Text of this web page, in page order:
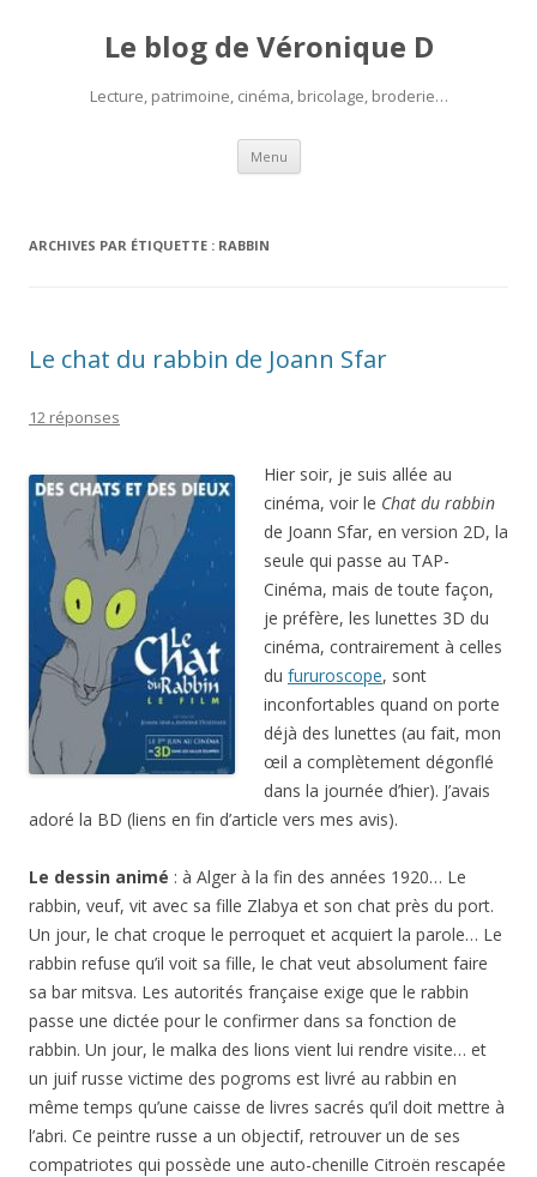
Le blog de Véronique D
Lecture, patrimoine, cinéma, bricolage, broderie…
Menu Aller
contenu
ARCHIVES PAR ÉTIQUETTE : RABBIN
Le chat du rabbin de Joann Sfar
12 réponses
Hier soir, je suis allée au
cinéma, voir le Chat du rabbin
de Joann Sfar, en version 2D, la
seule qui passe au TAP-
Cinéma, mais de toute façon,
je préfère, les lunettes 3D du
cinéma, contrairement à celles
du fururoscope, sont
inconfortables quand on porte
déjà des lunettes (au fait, mon
œil a complètement dégonflé
dans la journée d’hier). J’avais
adoré la BD (liens en fin d’article vers mes avis).
Le dessin animé : à Alger à la fin des années 1920… Le
rabbin, veuf, vit avec sa fille Zlabya et son chat près du port.
Un jour, le chat croque le perroquet et acquiert la parole… Le
rabbin refuse qu’il voit sa fille, le chat veut absolument faire
sa bar mitsva. Les autorités française exige que le rabbin
passe une dictée pour le confirmer dans sa fonction de
rabbin. Un jour, le malka des lions vient lui rendre visite… et
un juif russe victime des pogroms est livré au rabbin en
même temps qu’une caisse de livres sacrés qu’il doit mettre à
l’abri. Ce peintre russe a un objectif, retrouver un de ses
compatriotes qui possède une auto-chenille Citroën rescapée